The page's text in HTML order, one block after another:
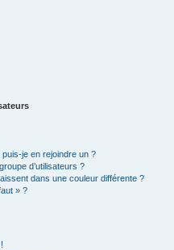
je en rejoindre un ?
d’utilisateurs ?
dans une couleur différente ?
» ?